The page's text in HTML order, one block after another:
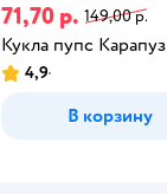
71,70 р. 149,00 р.
Кукла пупс Карапуз
4,9
В корзину